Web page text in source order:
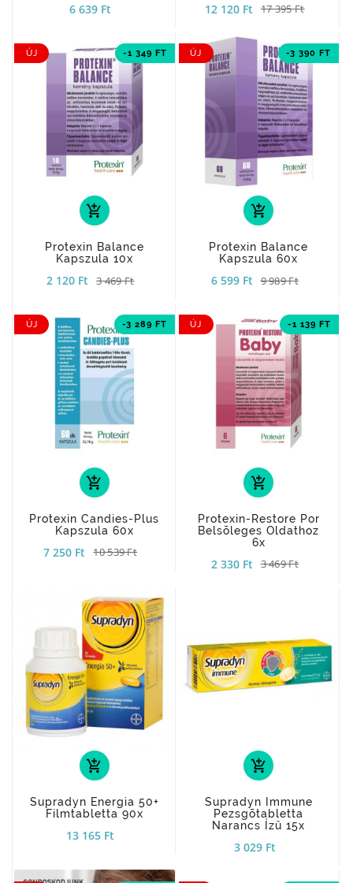
6 639 Ft 12 120 Ft 17 395 Ft
ÚJ -1 349 FT
add_shopping_cart
Protexin Balance
Kapszula 10x
2 120 Ft 3 469 Ft
ÚJ -3 390 FT
add_shopping_cart
Protexin Balance
Kapszula 60x
6 599 Ft 9 989 Ft
ÚJ -3 289 FT
add_shopping_cart
Protexin Candies-Plus
Kapszula 60x
7 250 Ft 10 539 Ft
ÚJ -1 139 FT
add_shopping_cart
Protexin-Restore Por
Belsõleges Oldathoz
6x
2 330 Ft 3 469 Ft
add_shopping_cart
Supradyn Energia 50+
Filmtabletta 90x
13 165 Ft
add_shopping_cart
Supradyn Immune
Pezsgõtabletta
Narancs Ízû 15x
3 029 Ft